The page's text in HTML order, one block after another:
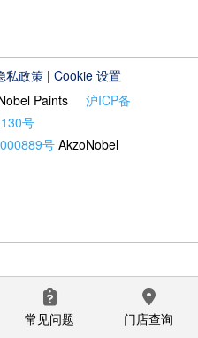
私政策 |Cookie 设置
Paints沪ICP备
号
号 AkzoNobel
常见问题 门店查询